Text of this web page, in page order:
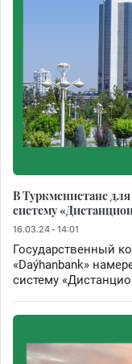
В Туркменистане
систему
16.03.24 - 14:01
Государственный
«Daýhanbank»
систему